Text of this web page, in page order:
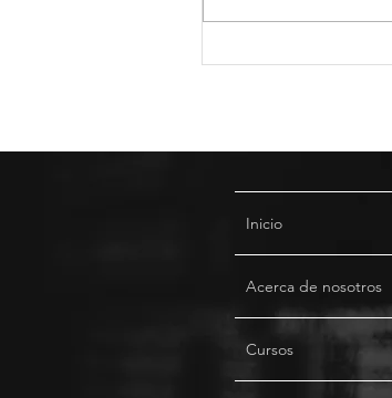
Inicio
Acerca de nosotros
Cursos